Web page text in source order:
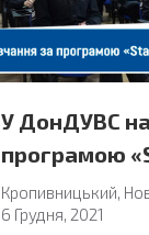
У ДонДУВС
програмою
Кропивницький,
6 Грудня, 2021